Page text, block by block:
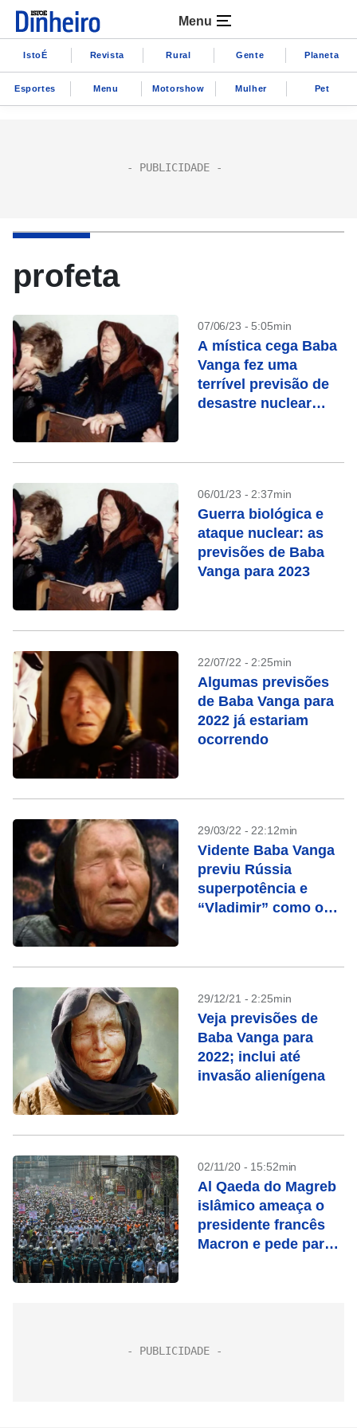
Menu
IstoÉ Revista Rural Gente Planeta
Esportes Menu Motorshow Mulher Pet
profeta
07/06/23 - 5:05min
A mística cega Baba
Vanga fez uma
terrível previsão de
desastre nuclear
06/01/23 - 2:37min
Guerra biológica e
ataque nuclear: as
previsões de Baba
Vanga para 2023
22/07/22 - 2:25min
Algumas previsões
de Baba Vanga para
2022 já estariam
ocorrendo
29/03/22 - 22:12min
Vidente Baba Vanga
previu Rússia
superpotência e
“Vladimir” como o
29/12/21 - 2:25min
Veja previsões de
Baba Vanga para
2022; inclui até
invasão alienígena
02/11/20 - 15:52min
Al Qaeda do Magreb
islâmico ameaça o
presidente francês
Macron e pede para